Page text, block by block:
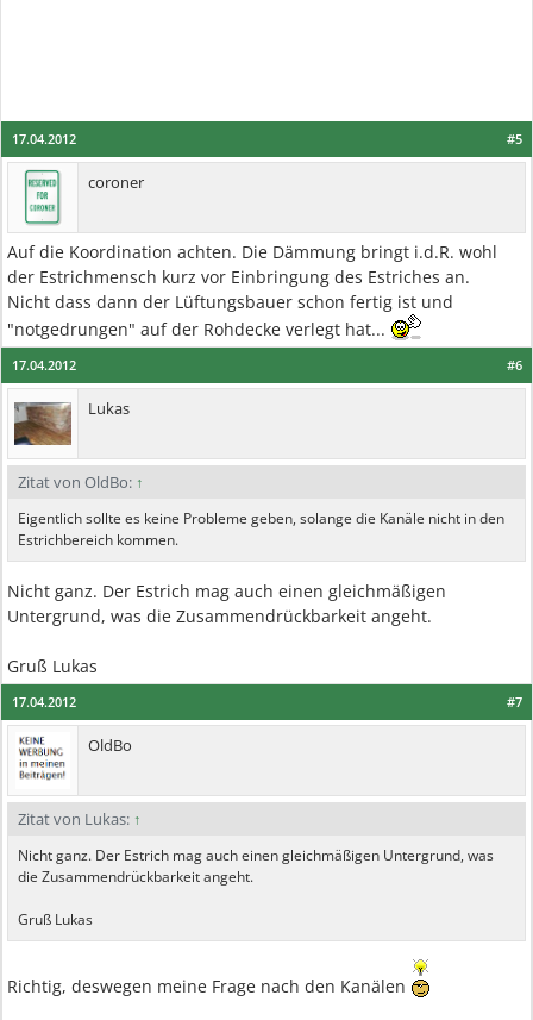
#5
17.04.2012
coroner
Auf die Koordination achten. Die Dämmung bringt i.d.R. wohl
der Estrichmensch kurz vor Einbringung des Estriches an.
Nicht dass dann der Lüftungsbauer schon fertig ist und
"notgedrungen" auf der Rohdecke verlegt hat...
#6
17.04.2012
Lukas
Zitat von OldBo: ↑
Eigentlich sollte es keine Probleme geben, solange die Kanäle nicht in den
Estrichbereich kommen.
Nicht ganz. Der Estrich mag auch einen gleichmäßigen
Untergrund, was die Zusammendrückbarkeit angeht.
Gruß Lukas
#7
17.04.2012
OldBo
Zitat von Lukas: ↑
Nicht ganz. Der Estrich mag auch einen gleichmäßigen Untergrund, was
die Zusammendrückbarkeit angeht.
Gruß Lukas
Richtig, deswegen meine Frage nach den Kanälen